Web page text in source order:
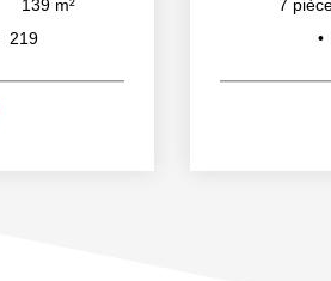
139 m²
219
7